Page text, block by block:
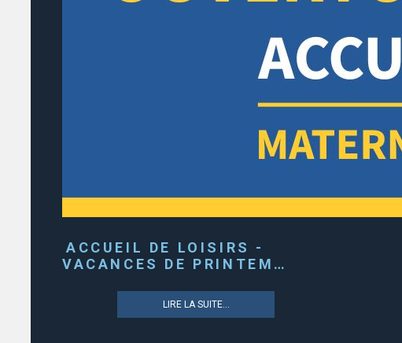
ACCUEIL DE LOISIRS -
VACANCES DE PRINTEM…
LIRE LA SUITE...